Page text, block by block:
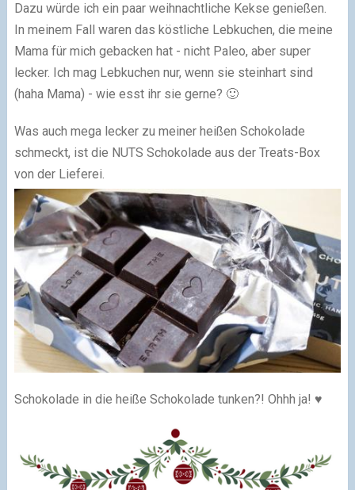
Dazu würde ich ein paar weihnachtliche Kekse genießen.
In meinem Fall waren das köstliche Lebkuchen, die meine
Mama für mich gebacken hat - nicht Paleo, aber super
lecker. Ich mag Lebkuchen nur, wenn sie steinhart sind
(haha Mama) - wie esst ihr sie gerne? 🙂
Was auch mega lecker zu meiner heißen Schokolade
schmeckt, ist die NUTS Schokolade aus der Treats-Box
von der Lieferei.
Schokolade in die heiße Schokolade tunken?! Ohhh ja! ♥